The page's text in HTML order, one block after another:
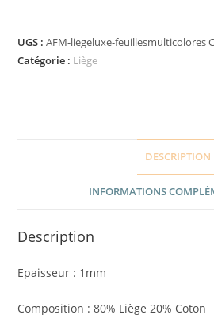
UGS :AFM-liegeluxe-feuillesmulticolores
Catégorie : Liège
DESCRIPTION
INFORMATIONS
Description
Epaisseur : 1mm
Composition : 80% Liège 20% Coton